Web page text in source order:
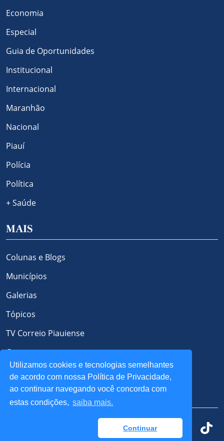
Utilizamos cookies e tecnologias semelhantes
de acordo com nossa Política de Privacidade,
ao continuar navegando você concorda com
estas condições, saiba mais.
Continuar
Economia
Especial
Guia de Oportunidades
Institucional
Internacional
Maranhão
Nacional
Piauí
Polícia
Política
+ Saúde
MAIS
Colunas e Blogs
Municípios
Galerias
Tópicos
TV Correio Piauiense
Contato
Política de Privacidade e Cookies
REDES SOCIAIS